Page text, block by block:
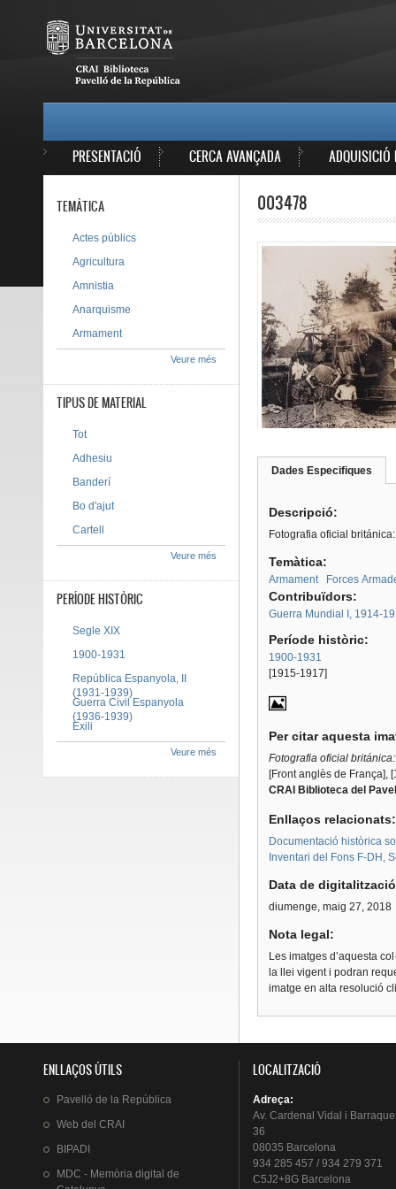
PRESENTACIÓ CERCA AVANÇADA ADQUISICIÓ
003478
Dades Especifiques
Descripció:
Fotografia oficial
Temàtica:
Armament Forces
Contribuïdors:
Guerra Mundial I, 1914-
Període històric:
1900-1931
[1915-1917]
Per citar aquesta
Fotografia oficial
[Front anglès de França],
CRAI Biblioteca del
Enllaços
Documentació històrica
Inventari del Fons F-DH,
Data de
diumenge, maig 27, 2018
Nota legal:
Les imatges d’aquesta
la llei vigent i podran
imatge en alta resolució
TEMÀTICA
Actes públics
Agricultura
Amnistia
Anarquisme
Armament
Veure més
TIPUS DE MATERIAL
Tot
Adhesiu
Banderí
Bo d'ajut
Cartell
Veure més
PERÍODE HISTÒRIC
Segle XIX
1900-1931
República Espanyola, II
(1931-1939)
Guerra Civil Espanyola
(1936-1939)
Exili
Veure més
ENLLAÇOS ÚTILS
Pavelló de la República
Web del CRAI
BIPADI
MDC - Memòria digital de
LOCALITZACIÓ
Adreça:
Av. Cardenal Vidal i
36
08035 Barcelona
934 285 457 / 934 279 371
C5J2+8G Barcelona